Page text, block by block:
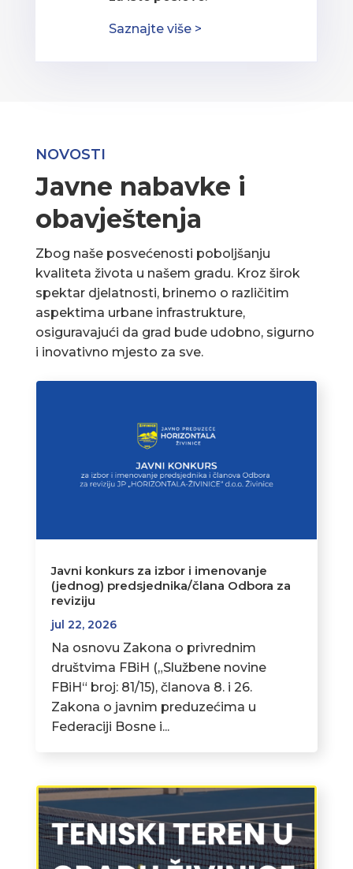
Saznajte više >
NOVOSTI
Javne nabavke i
obavještenja
Zbog naše posvećenosti poboljšanju
kvaliteta života u našem gradu. Kroz širok
spektar djelatnosti, brinemo o različitim
aspektima urbane infrastrukture,
osiguravajući da grad bude udobno, sigurno
i inovativno mjesto za sve.
Javni konkurs za izbor i imenovanje
(jednog) predsjednika/člana Odbora za
reviziju
jul 22, 2026
Na osnovu Zakona o privrednim
društvima FBiH („Službene novine
FBiH“ broj: 81/15), članova 8. i 26.
Zakona o javnim preduzećima u
Federaciji Bosne i...